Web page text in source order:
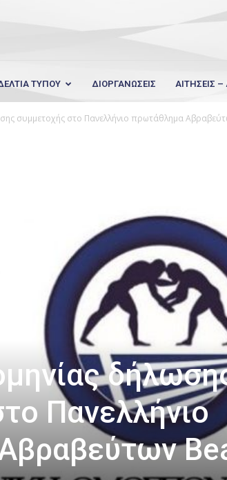
ΤΥΠΟΥ ΔΙΟΡΓΑΝΩΣΕΙΣ ΑΙΤΗΣΕΙΣ
συμμετοχής στο Πανελλήνιο πρωτάθλημα
Πανελλήνιο